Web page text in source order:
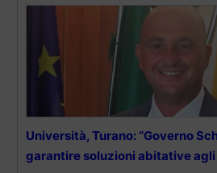
Università, Turano: “Governo
garantire soluzioni abitative